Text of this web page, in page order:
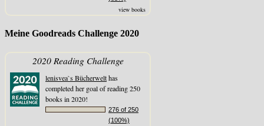
view books
Meine Goodreads Challenge 2020
2020 Reading Challenge
lenisvea`s Bücherwelthas
completed her goal of reading 250
books in 2020!
276 of 250
(100%)